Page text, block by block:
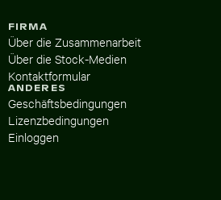
FIRMA
Über die Zusammenarbeit
Über die Stock-Medien
Kontaktformular
ANDERES
Geschäftsbedingungen
Lizenzbedingungen
Einloggen